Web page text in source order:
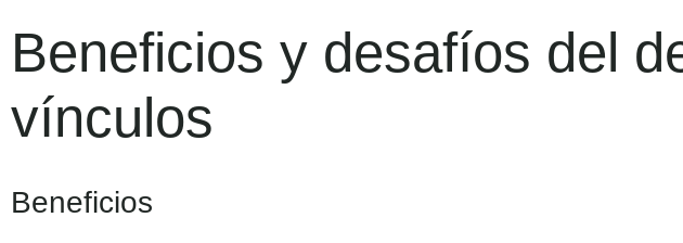
Beneficios y desafíos del
vínculos
Beneficios